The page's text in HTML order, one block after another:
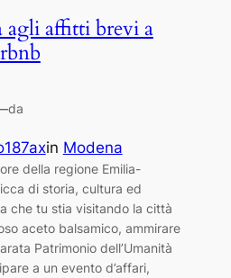
agli affitti brevi a
da
in Modena
della regione Emilia-
di storia, cultura ed
che tu stia visitando la città
aceto balsamico, ammirare
Patrimonio dell’Umanità
a un evento d’affari,